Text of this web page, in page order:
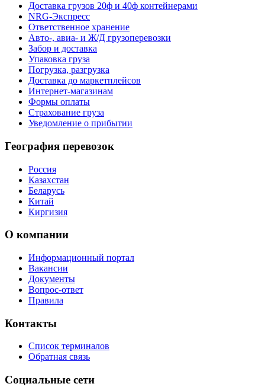
Доставка грузов 20ф и 40ф контейнерами
NRG-Экспресс
Ответственное хранение
Авто-, авиа- и Ж/Д грузоперевозки
Забор и доставка
Упаковка груза
Погрузка, разгрузка
Доставка до маркетплейсов
Интернет-магазинам
Формы оплаты
Страхование груза
Уведомление о прибытии
География перевозок
Россия
Казахстан
Беларусь
Китай
Киргизия
О компании
Информационный портал
Вакансии
Документы
Вопрос-ответ
Правила
Контакты
Список терминалов
Обратная связь
Социальные сети